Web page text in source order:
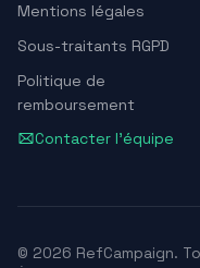
Mentions légales
Sous-traitants RGPD
Politique de
remboursement
Contacter l'équipe
© 2026 RefCampaign.